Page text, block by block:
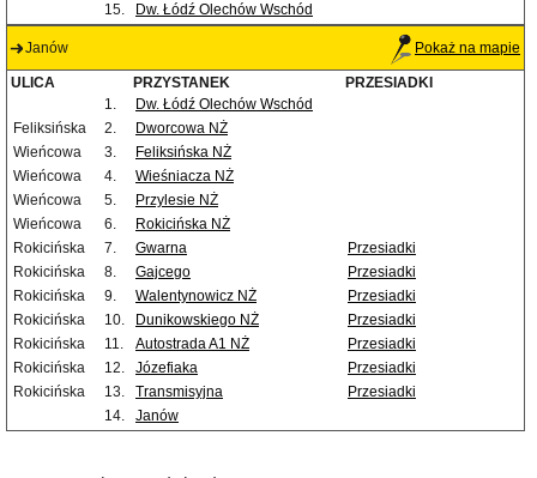
15.
Dw. Łódź Olechów Wschód
Janów Pokaż na mapie
ULICA PRZYSTANEK
PRZESIADKI
1.
Dw. Łódź Olechów Wschód
Feliksińska
2.
Dworcowa NŻ
Wieńcowa
3.
Feliksińska NŻ
Wieńcowa
4.
Wieśniacza NŻ
Wieńcowa
5.
Przylesie NŻ
Wieńcowa
6.
Rokicińska NŻ
Rokicińska
7. Gwarna
Przesiadki
Rokicińska
8. Gajcego
Przesiadki
Rokicińska
9. Walentynowicz NŻ
Przesiadki
Rokicińska
10. Dunikowskiego NŻ
Przesiadki
Rokicińska
11. Autostrada A1 NŻ
Przesiadki
Rokicińska
12. Józefiaka
Przesiadki
Rokicińska
13. Transmisyjna
Przesiadki
14.
Janów